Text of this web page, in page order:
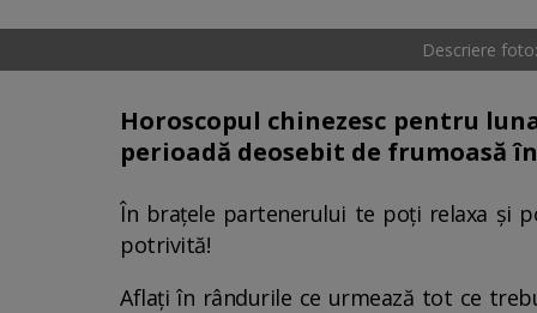
Descriere
Horoscopul chinezesc pentru
perioadă deosebit de frumoasă
În brațele partenerului te poți relaxa și
potrivită!
Aflați în rândurile ce urmează tot ce